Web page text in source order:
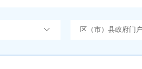
区（市）县政府门